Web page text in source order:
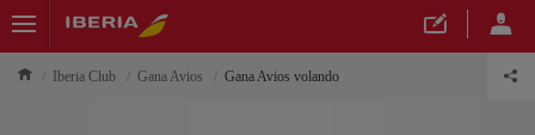
Iberia Club Gana Avios Gana Avios volando